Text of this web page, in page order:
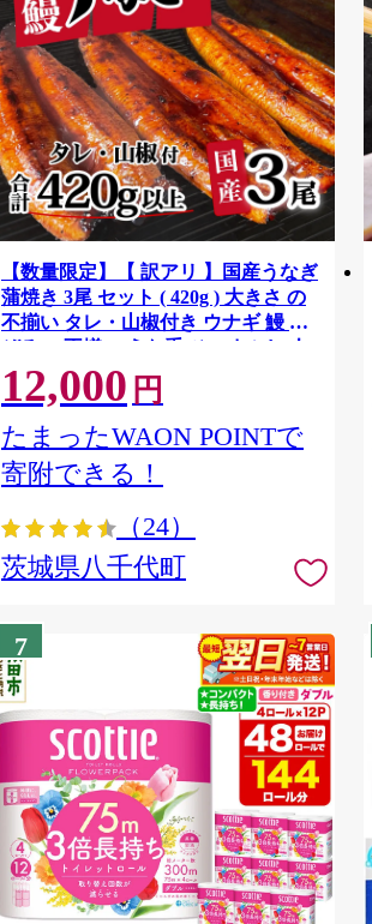
【数量限定】【 訳アリ 】国産うなぎ
蒲焼き 3尾 セット ( 420g ) 大きさ の
不揃い タレ・山椒付き ウナギ 鰻 ふ
ぞろい 不揃い うな重 ひつまぶし 人
気 茨城 八千代町 ふるさと納税 冷凍
[SF951ya]
12,000 円
たまったWAON POINTで
寄附できる！
（24）
茨城県八千代町
7